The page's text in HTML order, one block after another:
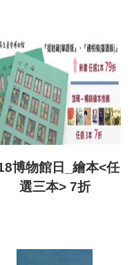
博物館日_繪本<任
選三本> 7折